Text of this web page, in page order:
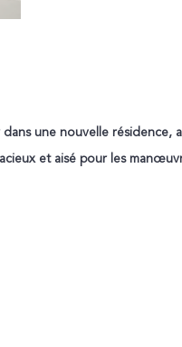
dans une nouvelle résidence,
et aisé pour les